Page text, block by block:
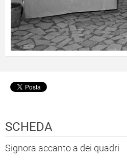
SCHEDA
Signora accanto a dei quadri